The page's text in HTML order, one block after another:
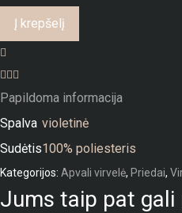
Į krepšelį
Papildoma informacija
Spalva violetinė
Sudėtis100% poliesteris
Kategorijos: Apvali virvelė, Priedai,
Jums taip pat